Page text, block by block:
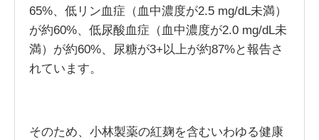
65%、低リン血症（血中濃度が2.5 mg/dL未満）
が約60%、低尿酸血症（血中濃度が2.0 mg/dL未
満）が約60%、尿糖が3+以上が約87%と報告さ
れています。
そのため、小林製薬の紅麹を含むいわゆる健康